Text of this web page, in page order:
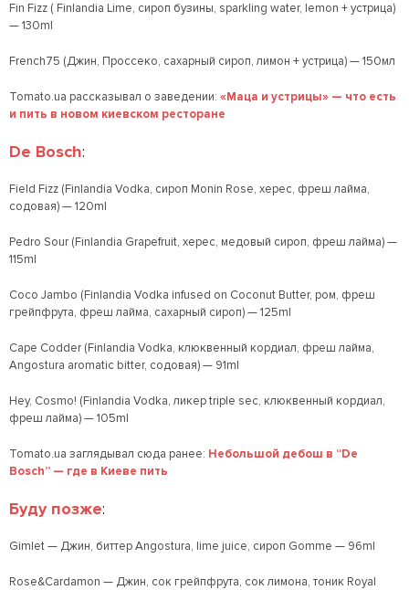
Fin Fizz ( Finlandia Lime, сироп бузины, sparkling water, lemon + устрица)
— 130ml
French75 (Джин, Проссеко, сахарный сироп, лимон + устрица) — 150мл
Tomato.ua рассказывал о заведении: «Маца и устрицы» — что есть
и пить в новом киевском ресторане
De Bosch:
Field Fizz (Finlandia Vodka, сироп Monin Rose, херес, фреш лайма,
содовая) — 120ml
Pedro Sour (Finlandia Grapefruit, херес, медовый сироп, фреш лайма) —
115ml
Coco Jambo (Finlandia Vodka infused on Coconut Butter, ром, фреш
грейпфрута, фреш лайма, сахарный сироп) — 125ml
Cape Codder (Finlandia Vodka, клюквенный кордиал, фреш лайма,
Angostura aromatic bitter, содовая) — 91ml
Hey, Cosmo! (Finlandia Vodka, ликер triple sec, клюквенный кордиал,
фреш лайма) — 105ml
Tomato.ua заглядывал сюда ранее: Небольшой дебош в “De
Bosch” — где в Киеве пить
Буду позже:
Gimlet — Джин, биттер Angostura, lime juice, сироп Gomme — 96ml
Rose&Cardamon — Джин, сок грейпфрута, сок лимона, тоник Royal